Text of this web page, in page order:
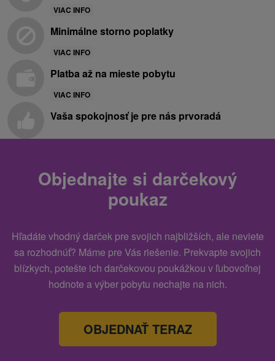
VIAC INFO
Minimálne storno poplatky
VIAC INFO
Platba až na mieste pobytu
VIAC INFO
Vaša spokojnosť je pre nás prvoradá
Objednajte si darčekový
poukaz
Hľadáte vhodný darček pre svojich najbližších, ale neviete
sa rozhodnúť? Máme pre Vás riešenie. Prekvapte svojich
blízkych, potešte ich darčekovou poukážkou v ľubovoľnej
hodnote a výber pobytu nechajte na nich.
OBJEDNAŤ TERAZ